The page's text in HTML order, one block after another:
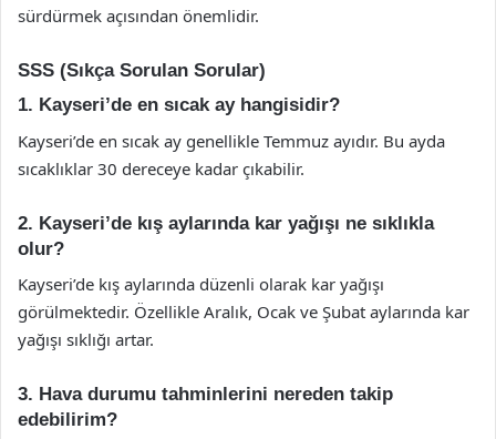
sürdürmek açısından önemlidir.
SSS (Sıkça Sorulan Sorular)
1. Kayseri’de en sıcak ay hangisidir?
Kayseri’de en sıcak ay genellikle Temmuz ayıdır. Bu ayda
sıcaklıklar 30 dereceye kadar çıkabilir.
2. Kayseri’de kış aylarında kar yağışı ne sıklıkla
olur?
Kayseri’de kış aylarında düzenli olarak kar yağışı
görülmektedir. Özellikle Aralık, Ocak ve Şubat aylarında kar
yağışı sıklığı artar.
3. Hava durumu tahminlerini nereden takip
edebilirim?